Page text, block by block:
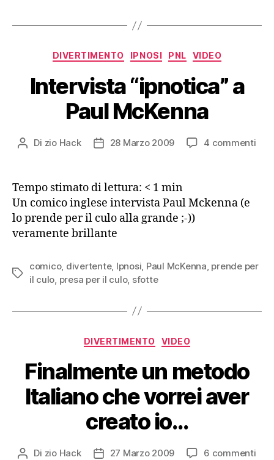
Categorie
DIVERTIMENTO IPNOSI PNL VIDEO
Intervista “ipnotica” a
Paul McKenna
Autore
Di zio Hack
Data28 Marzo 2009 4 commentisu
Tempo stimato di lettura: < 1 min
Un comico inglese intervista Paul Mckenna (e
lo prende per il culo alla grande ;-))
veramente brillante
Tag
comico, divertente, Ipnosi Paul McKenna prende per
il culo presa per il culo, sfotte
Categorie
DIVERTIMENTO VIDEO
Finalmente un metodo
Italiano che vorrei aver
creato io…
Autore
Di zio Hack
Data27 Marzo 2009 6 commentisu